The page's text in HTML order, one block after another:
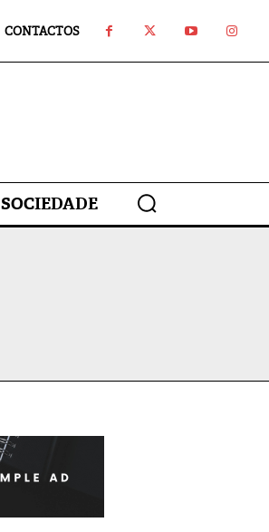
CONTACTOS
SOCIEDADE